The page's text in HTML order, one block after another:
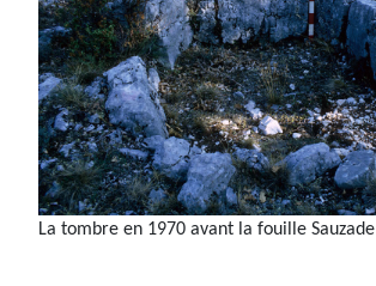
La tombre en 1970 avant la fouille Sauzade